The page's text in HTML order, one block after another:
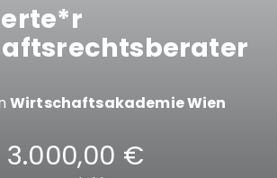
Wirtschaftsakademie Wien
3.000,00 €